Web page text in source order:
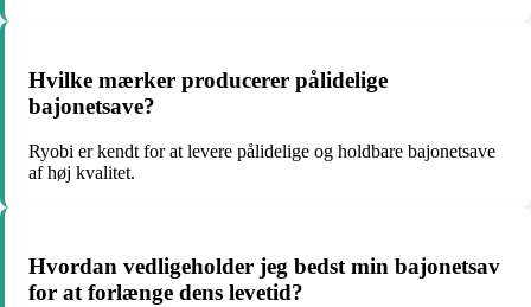
Hvilke mærker producerer pålidelige
bajonetsave?
Ryobi er kendt for at levere pålidelige og holdbare bajonetsave
af høj kvalitet.
Hvordan vedligeholder jeg bedst min bajonetsav
for at forlænge dens levetid?